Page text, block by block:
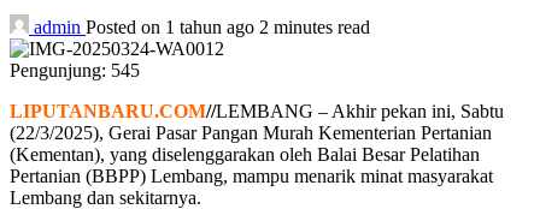
admin Posted on 1 tahun ago 2 minutes read
Pengunjung: 545
LIPUTANBARU.COM//LEMBANG – Akhir pekan ini, Sabtu
(22/3/2025), Gerai Pasar Pangan Murah Kementerian Pertanian
(Kementan), yang diselenggarakan oleh Balai Besar Pelatihan
Pertanian (BBPP) Lembang, mampu menarik minat masyarakat
Lembang dan sekitarnya.